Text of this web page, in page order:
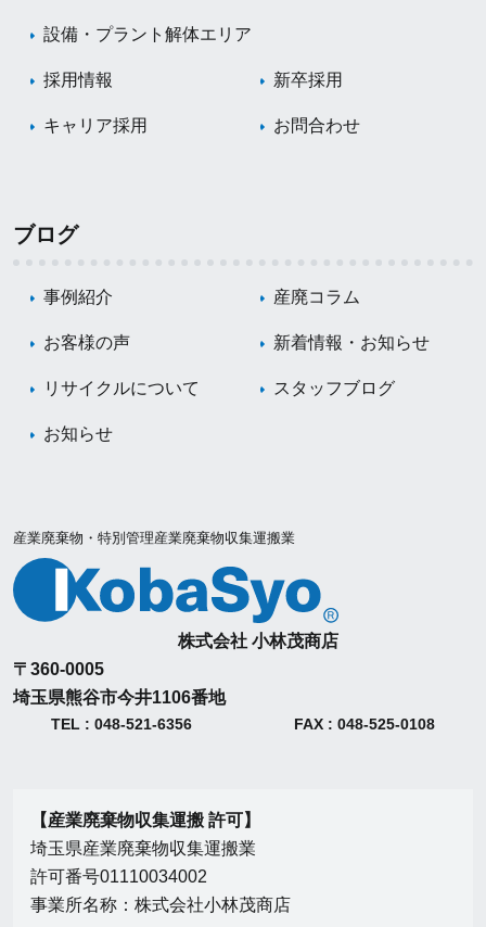
設備・プラント解体エリア
採用情報 新卒採用
キャリア採用 お問合わせ
ブログ
事例紹介 産廃コラム
お客様の声 新着情報・お知らせ
リサイクルについて スタッフブログ
お知らせ
産業廃棄物・特別管理産業廃棄物収集運搬業
株式会社 小林茂商店
〒360-0005
埼玉県熊谷市今井1106番地
TEL : 048-521-6356 FAX : 048-525-0108
【産業廃棄物収集運搬 許可】
埼玉県産業廃棄物収集運搬業
許可番号01110034002
事業所名称：株式会社小林茂商店